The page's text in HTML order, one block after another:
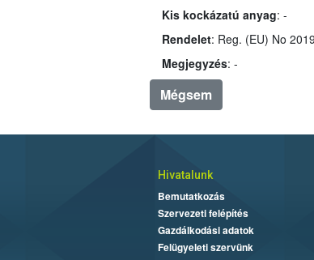
Kis kockázatú anyag: -
Rendelet
Megjegyzés: -
Mégsem
Hivatalunk
Bemutatkozás
Szervezeti felépítés
Gazdálkodási adatok
Felügyeleti szervünk